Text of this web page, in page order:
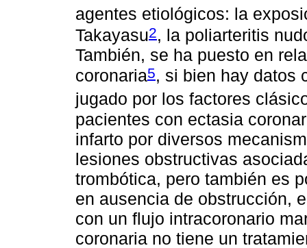
agentes etiológicos: la
Takayasu2, la poliarteritis
También, se ha puesto en
coronaria5, si bien hay datos
jugado por los factores
pacientes con ectasia
infarto por diversos
lesiones obstructivas
trombótica, pero también es
en ausencia de obstrucción,
con un flujo intracoronario
coronaria no tiene un